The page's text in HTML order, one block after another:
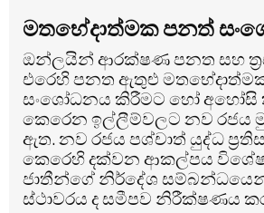
මතභේදාත්මක පනත්
ඔන්ලයින් ආරක්ෂණ පනත සහ
එරෙහි පනත ඇතුළු
සංශෝධනය කිරීමට හෝ අහෝසි
කෙරෙන ඉල්ලීම්වලට නව රජය
ඇත.නව රජය පශ්චාත් යුද්ධ
කෙරෙහි දක්වන ආකල්පය
ජාතීන්ගේ නිර්දේශ සම්බන්ධයෙන්
ස්ථාවරය ද සමීපව නිරීක්ෂණය